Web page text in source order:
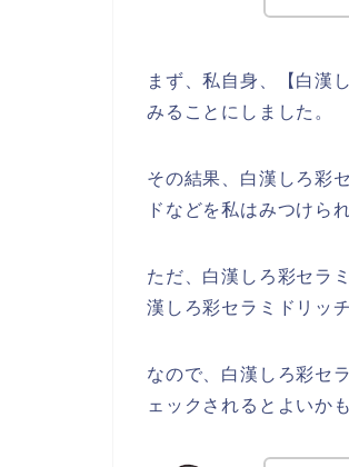
まず、私自身、【白漢
みることにしました。
その結果、白漢しろ彩
ドなどを私はみつけら
ただ、白漢しろ彩セラ
漢しろ彩セラミドリッ
なので、白漢しろ彩セ
ェックされるとよいか